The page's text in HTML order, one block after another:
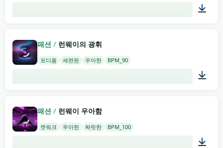
패션 / 런웨이의 광휘
포디움 세련된 우아한 BPM_90
패션 / 런웨이 우아함
캣워크 우아한 짜릿한 BPM_100